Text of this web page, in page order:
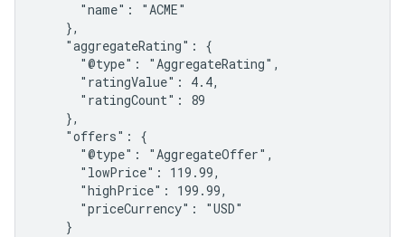
      "name": "ACME"
    },
    "aggregateRating": {
      "@type": "AggregateRating",
      "ratingValue": 4.4,
      "ratingCount": 89
    },
    "offers": {
      "@type": "AggregateOffer",
      "lowPrice": 119.99,
      "highPrice": 199.99,
      "priceCurrency": "USD"
    }